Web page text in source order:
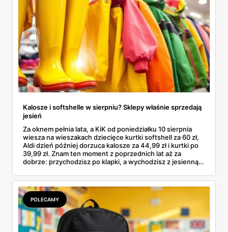
Kalosze i softshelle w sierpniu? Sklepy właśnie sprzedają
jesień
Za oknem pełnia lata, a KiK od poniedziałku 10 sierpnia
wiesza na wieszakach dziecięce kurtki softshell za 60 zł,
Aldi dzień później dorzuca kalosze za 44,99 zł i kurtki po
39,99 zł. Znam ten moment z poprzednich lat aż za
dobrze: przychodzisz po klapki, a wychodzisz z jesienną
pojawi się w gazetkach w przyszłym tygodniu i czy jest
sens kupować jesień, zanim skończą się wakacje.
POLECAMY